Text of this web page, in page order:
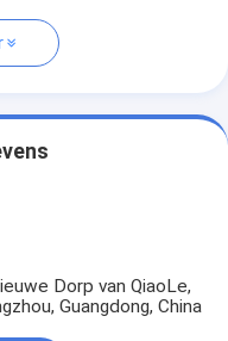
Dorp van QiaoLe,
Guangdong, China